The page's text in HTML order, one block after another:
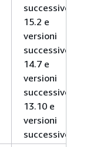
successive,
15.2 e
versioni
successive,
14.7 e
versioni
successive,
13.10 e
versioni
successive